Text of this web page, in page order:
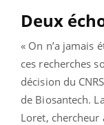
Deux
« On n’a jamais
ces recherches
décision du
de Biosantech.
Loret, chercheur